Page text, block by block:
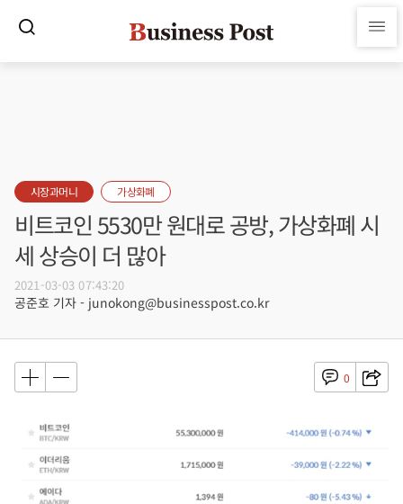
시장과머니 가상화폐
비트코인 5530만 원대로 공방, 가상화폐 시
세 상승이 더 많아
2021-03-03 07:43:20
공준호 기자 - junokong@businesspost.co.kr
0